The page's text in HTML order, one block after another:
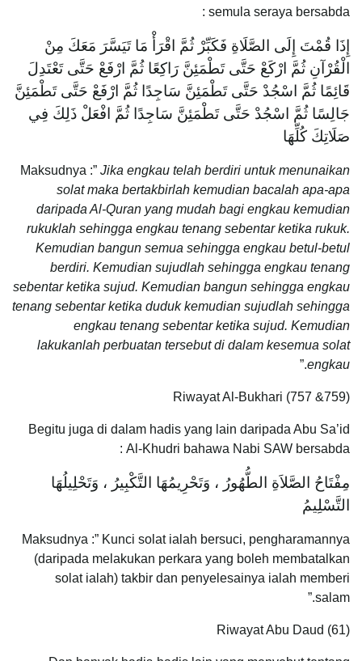
semula seraya bersabda :
إِذَا قُمْتَ إِلَى الصَّلَاةِ فَكَبِّرْ ثُمَّ اقْرَأْ مَا تَيَسَّرَ مَعَكَ مِنْ
الْقُرْآنِ ثُمَّ ارْكَعْ حَتَّى تَطْمَئِنَّ رَاكِعًا ثُمَّ ارْفَعْ حَتَّى تَعْتَدِلَ
قَائِمًا ثُمَّ اسْجُدْ حَتَّى تَطْمَئِنَّ سَاجِدًا ثُمَّ ارْفَعْ حَتَّى تَطْمَئِنَّ
جَالِسًا ثُمَّ اسْجُدْ حَتَّى تَطْمَئِنَّ سَاجِدًا ثُمَّ افْعَلْ ذَلِكَ فِي
صَلَاتِكَ كُلِّهَا
Maksudnya :” Jika engkau telah berdiri untuk menunaikan
solat maka bertakbirlah kemudian bacalah apa-apa
daripada Al-Quran yang mudah bagi engkau kemudian
rukuklah sehingga engkau tenang sebentar ketika rukuk.
Kemudian bangun semua sehingga engkau betul-betul
berdiri. Kemudian sujudlah sehingga engkau tenang
sebentar ketika sujud. Kemudian bangun sehingga engkau
tenang sebentar ketika duduk kemudian sujudlah sehingga
engkau tenang sebentar ketika sujud. Kemudian
lakukanlah perbuatan tersebut di dalam kesemua solat
engkau
.”
Riwayat Al-Bukhari (757 &759)
Begitu juga di dalam hadis yang lain daripada Abu Sa’id
Al-Khudri bahawa Nabi SAW bersabda :
مِفْتَاحُ الصَّلاَةِ الطُّهُورُ ، وَتَحْرِيمُهَا التَّكْبِيرُ ، وَتَحْلِيلُهَا
التَّسْلِيمُ
Maksudnya :” Kunci solat ialah bersuci, pengharamannya
(daripada melakukan perkara yang boleh membatalkan
solat ialah) takbir dan penyelesainya ialah memberi
salam.”
Riwayat Abu Daud (61)